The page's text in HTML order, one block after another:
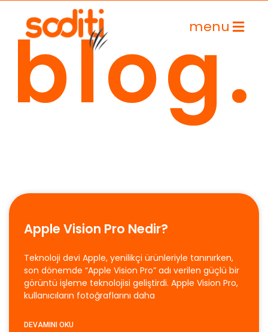
İçeriğe
menu
blog.
Apple Vision Pro Nedir?
Teknoloji devi Apple, yenilikçi ürünleriyle tanınırken,
son dönemde “Apple Vision Pro” adı verilen güçlü bir
görüntü işleme teknolojisi geliştirdi. Apple Vision Pro,
kullanıcıların fotoğraflarını daha
DEVAMINI OKU